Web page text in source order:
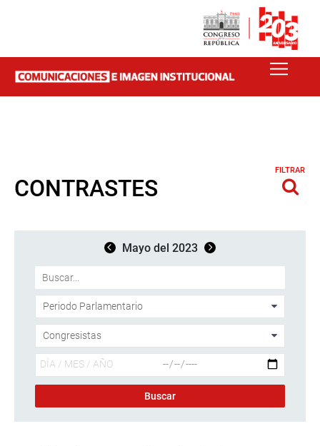
CONTRASTES
FILTRAR
Mayo del 2023